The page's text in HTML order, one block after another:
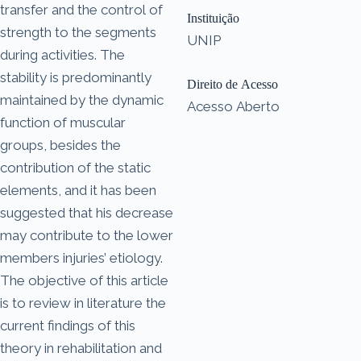
transfer and the control of
strength to the segments
during activities. The
stability is predominantly
maintained by the dynamic
function of muscular
groups, besides the
contribution of the static
elements, and it has been
suggested that his decrease
may contribute to the lower
members injuries’ etiology.
The objective of this article
is to review in literature the
current findings of this
theory in rehabilitation and
Instituição
UNIP
Direito de Acesso
Acesso Aberto